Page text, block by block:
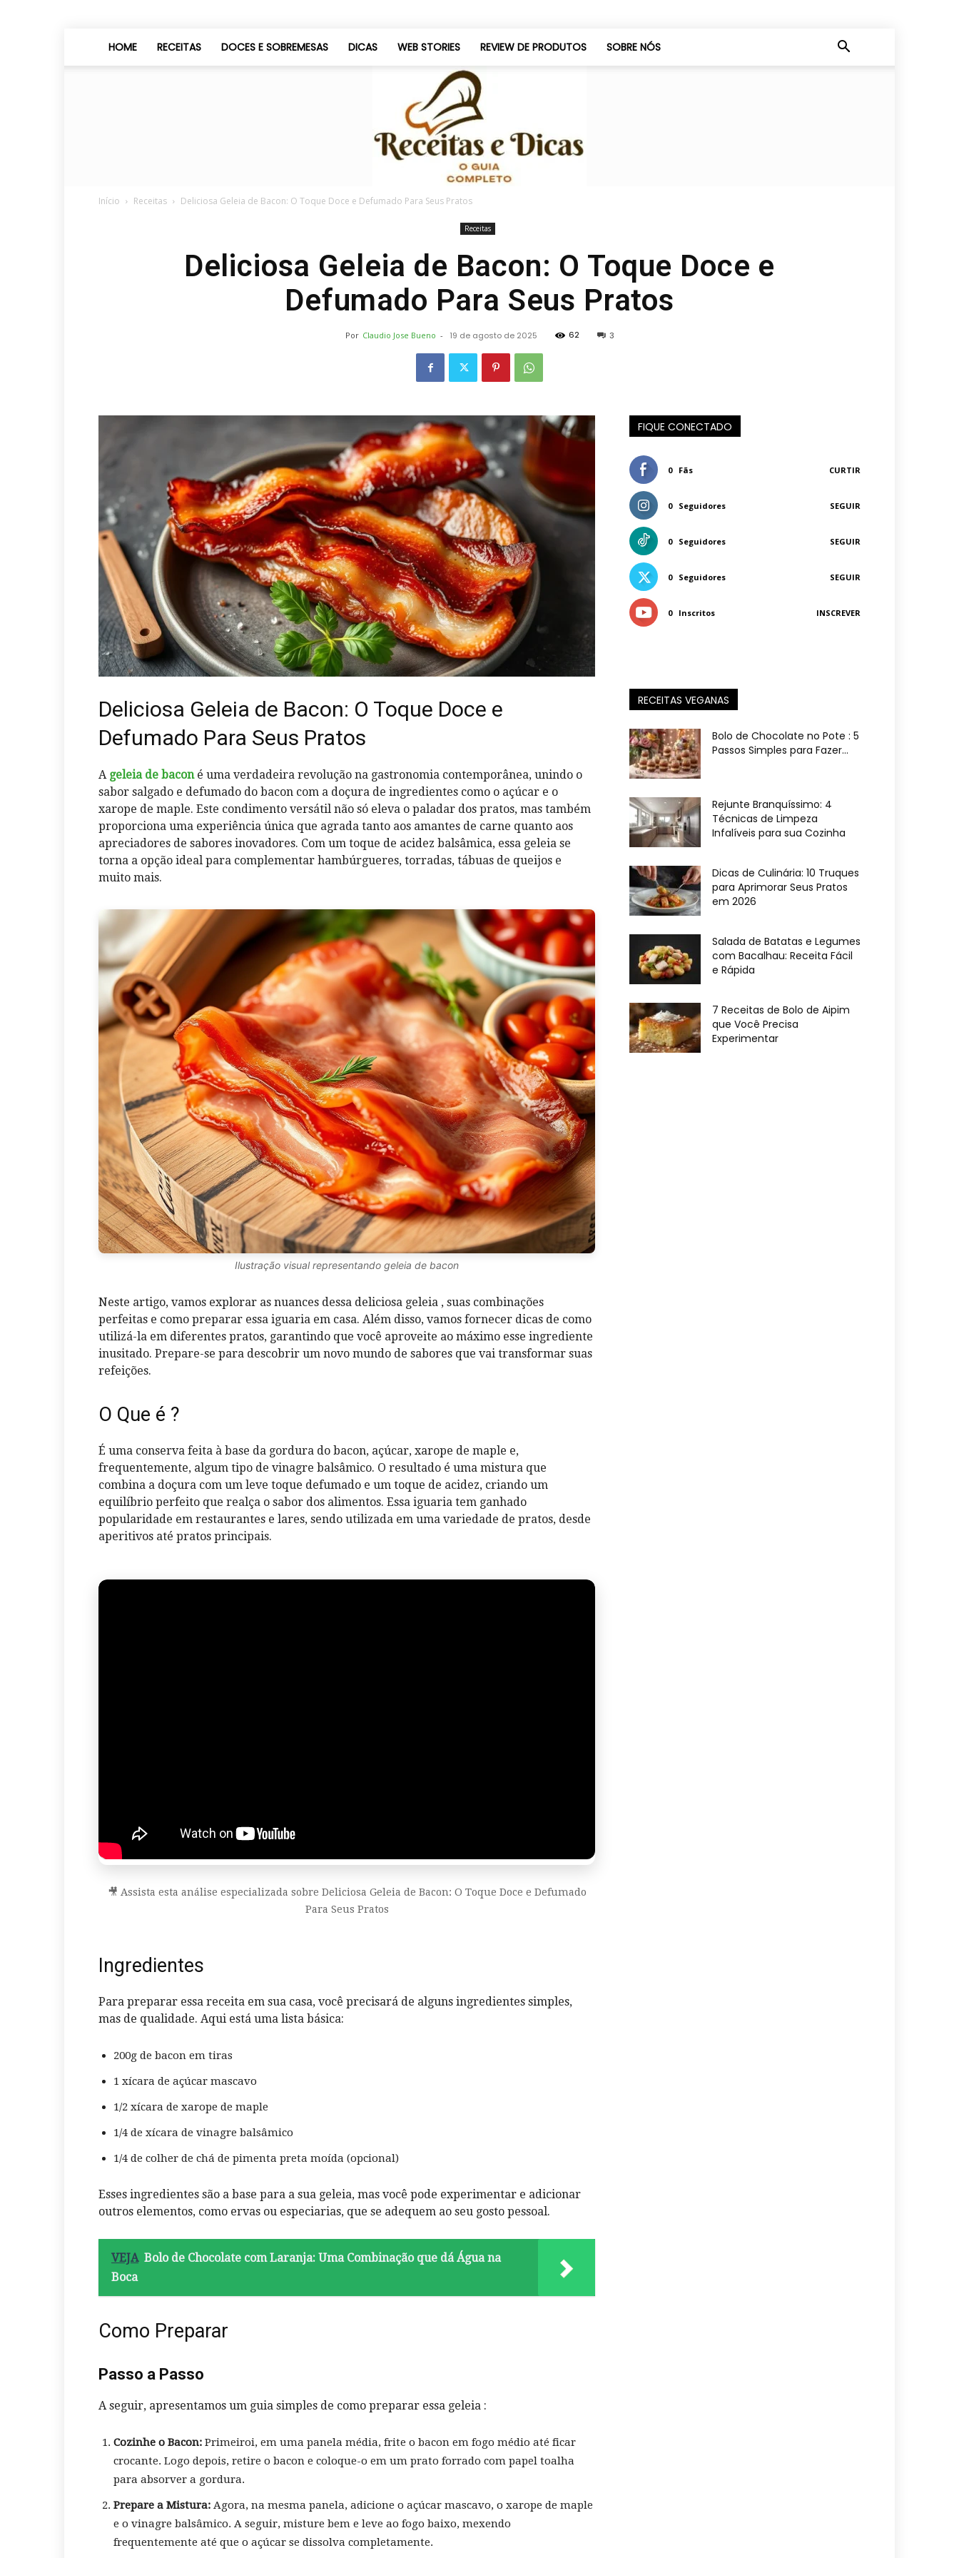
HOME RECEITAS DOCES E SOBREMESAS DICAS WEB STORIES REVIEW DE PRODUTOS SOBRE NÓS
Receitas
e
Dicas
Início Receitas Deliciosa Geleia de Bacon: O Toque Doce e Defumado Para Seus Pratos
Receitas
Deliciosa Geleia de Bacon: O Toque Doce e
Defumado Para Seus Pratos
Por Claudio Jose Bueno - 19 de agosto de 2025 62 3
Deliciosa Geleia de Bacon: O Toque Doce e
Defumado Para Seus Pratos
A geleia de bacon é uma verdadeira revolução na gastronomia contemporânea, unindo o
sabor salgado e defumado do bacon com a doçura de ingredientes como o açúcar e o
xarope de maple. Este condimento versátil não só eleva o paladar dos pratos, mas também
proporciona uma experiência única que agrada tanto aos amantes de carne quanto aos
apreciadores de sabores inovadores. Com um toque de acidez balsâmica, essa geleia se
torna a opção ideal para complementar hambúrgueres, torradas, tábuas de queijos e
muito mais.
Ilustração visual representando geleia de bacon
Neste artigo, vamos explorar as nuances dessa deliciosa geleia , suas combinações
perfeitas e como preparar essa iguaria em casa. Além disso, vamos fornecer dicas de como
utilizá-la em diferentes pratos, garantindo que você aproveite ao máximo esse ingrediente
inusitado. Prepare-se para descobrir um novo mundo de sabores que vai transformar suas
refeições.
O Que é ?
É uma conserva feita à base da gordura do bacon, açúcar, xarope de maple e,
frequentemente, algum tipo de vinagre balsâmico. O resultado é uma mistura que
combina a doçura com um leve toque defumado e um toque de acidez, criando um
equilíbrio perfeito que realça o sabor dos alimentos. Essa iguaria tem ganhado
popularidade em restaurantes e lares, sendo utilizada em uma variedade de pratos, desde
aperitivos até pratos principais.
🎥 Assista esta análise especializada sobre Deliciosa Geleia de Bacon: O Toque Doce e Defumado
Para Seus Pratos
Ingredientes
Para preparar essa receita em sua casa, você precisará de alguns ingredientes simples,
mas de qualidade. Aqui está uma lista básica:
200g de bacon em tiras
1 xícara de açúcar mascavo
1/2 xícara de xarope de maple
1/4 de xícara de vinagre balsâmico
1/4 de colher de chá de pimenta preta moída (opcional)
Esses ingredientes são a base para a sua geleia, mas você pode experimentar e adicionar
outros elementos, como ervas ou especiarias, que se adequem ao seu gosto pessoal.
VEJA Bolo de Chocolate com Laranja: Uma Combinação que dá Água na
Boca
Como Preparar
Passo a Passo
A seguir, apresentamos um guia simples de como preparar essa geleia :
Cozinhe o Bacon: Primeiroi, em uma panela média, frite o bacon em fogo médio até ficar
crocante. Logo depois, retire o bacon e coloque-o em um prato forrado com papel toalha
para absorver a gordura.
Prepare a Mistura: Agora, na mesma panela, adicione o açúcar mascavo, o xarope de maple
e o vinagre balsâmico. A seguir, misture bem e leve ao fogo baixo, mexendo
frequentemente até que o açúcar se dissolva completamente.
FIQUE CONECTADO
0 Fãs CURTIR
0 Seguidores SEGUIR
0 Seguidores SEGUIR
0 Seguidores SEGUIR
0 Inscritos INSCREVER
RECEITAS VEGANAS
Bolo de Chocolate no Pote : 5
Passos Simples para Fazer...
Rejunte Branquíssimo: 4
Técnicas de Limpeza
Infalíveis para sua Cozinha
Dicas de Culinária: 10 Truques
para Aprimorar Seus Pratos
em 2026
Salada de Batatas e Legumes
com Bacalhau: Receita Fácil
e Rápida
7 Receitas de Bolo de Aipim
que Você Precisa
Experimentar